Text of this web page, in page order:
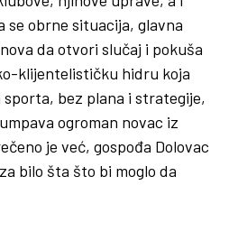
se obrne situacija, glavna
da otvori slučaj i pokuša
klijentelističku hidru koja
bez plana i strategije,
ogroman novac iz
je već, gospođa Dolovac
bilo šta što bi moglo da